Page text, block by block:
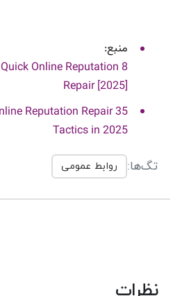
منبع:
Online Reputation
Repair [2025]
Reputation Repair
Tactics in 2025
تگ‌ها: روابط عمومی
نظرات